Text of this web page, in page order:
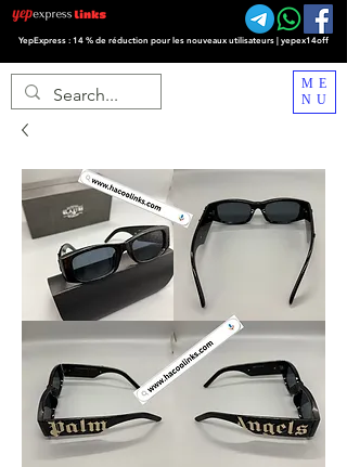
YepExpress : 14 % de réduction pour les nouveaux utilisateurs | yepex14off
ME
NU